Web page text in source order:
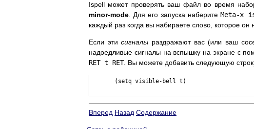
Ispell может проверять ваш файл во время
minor-mode . Для его запуска наберите Meta-x
каждый раз когда вы набираете слово, которое он
Если этисигналы раздражают вас (или ваш
надоедливые сигналы на вспышку на экране с
RET t RET. Вы можете добавить следующую
       (setq visible-bell t)
Вперед Назад Содержание